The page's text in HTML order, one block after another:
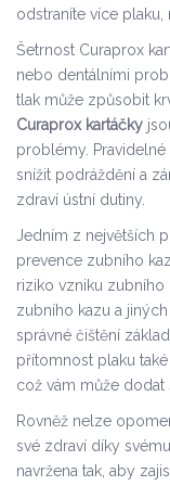
odstraníte více
Šetrnost Curaprox
nebo dentálními
tlak může způsobit
Curaprox kartáčky
problémy.
snížit podráždění a
zdraví ústní dutiny.
Jedním z největších
prevence zubního
riziko vzniku zubního
zubního kazu a
správné čištění
přítomnost plaku
což vám může dodat
Rovněž nelze
své zdraví díky
navržena tak, aby